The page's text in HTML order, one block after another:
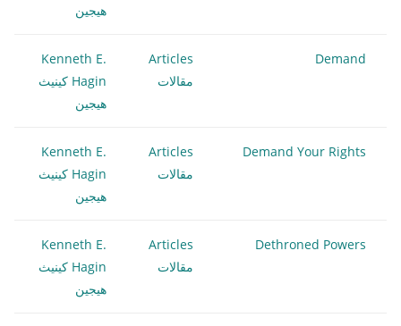
هيجين
Demand
Articles
مقالات
Kenneth E.
Hagin كينيث
هيجين
Demand Your Rights
Articles
مقالات
Kenneth E.
Hagin كينيث
هيجين
Dethroned Powers
Articles
مقالات
Kenneth E.
Hagin كينيث
هيجين